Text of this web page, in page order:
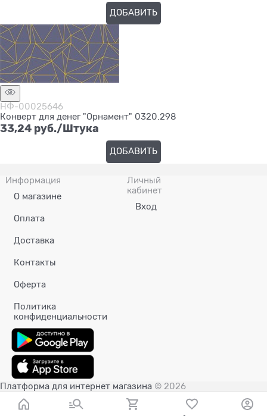
ДОБАВИТЬ
НФ-00025646
Конверт для денег "Орнамент" 0320.298
33,24 руб./Штука
ДОБАВИТЬ
Информация
О магазине
Оплата
Доставка
Контакты
Оферта
Политика
конфиденциальности
Личный
кабинет
Вход
Платформа для интернет магазина © 2026